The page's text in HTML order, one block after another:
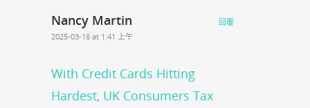
Nancy Martin
2025-03-18 at 1:41 上午
With Credit Cards Hitting
Hardest, UK Consumers Tax
回覆